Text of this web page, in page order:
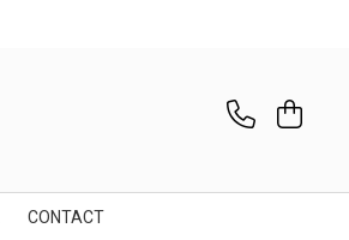
CONTACT